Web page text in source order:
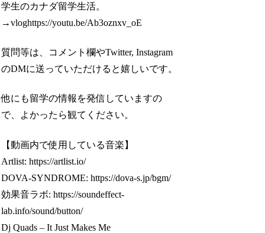
学生のカナダ留学生活。
→vloghttps://youtu.be/Ab3oznxv_oE
質問等は、コメント欄やTwitter, Instagram
のDMに送っていただけると嬉しいです。
他にも留学の情報を発信していますの
で、よかったら観てください。
【動画内で使用している音楽】
Artlist: https://artlist.io/
DOVA-SYNDROME: https://dova-s.jp/bgm/
効果音ラボ: https://soundeffect-
lab.info/sound/button/
Dj Quads – It Just Makes Me